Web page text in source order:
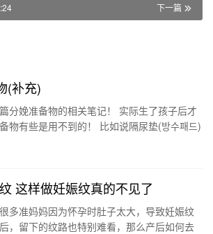
下一篇
(补充)
分娩准备物的相关笔记！ 实际生了孩子后才
物有些是用不到的！ 比如说隔尿垫(방수패드)
这样做妊娠纹真的不见了
多准妈妈因为怀孕时肚子太大，导致妊娠纹
，留下的纹路也特别难看，那么产后如何去